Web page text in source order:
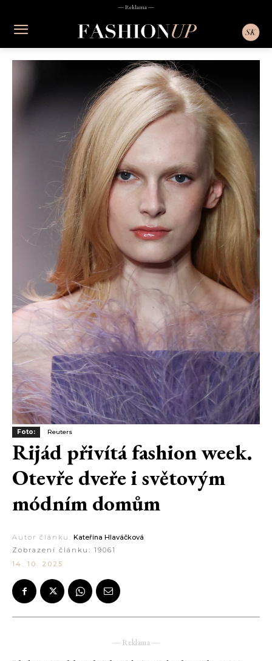
― Reklama ―
Foto: Reuters
Rijád přivítá fashion week.
Otevře dveře i světovým
módním domům
Autor článku: Kateřina Hlaváčková
Zobrazení článku: 19061
14. 10. 2025
― Reklama ―